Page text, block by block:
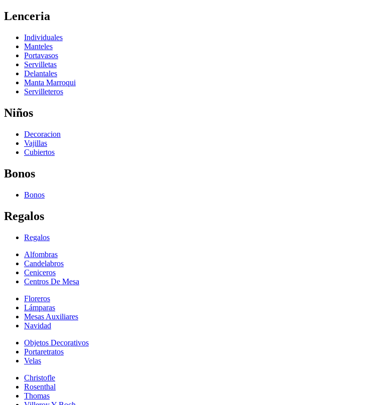
Lenceria
Individuales
Manteles
Portavasos
Servilletas
Delantales
Manta Marroqui
Servilleteros
Niños
Decoracion
Vajillas
Cubiertos
Bonos
Bonos
Regalos
Regalos
Alfombras
Candelabros
Ceniceros
Centros De Mesa
Floreros
Lámparas
Mesas Auxiliares
Navidad
Objetos Decorativos
Portaretratos
Velas
Christofle
Rosenthal
Thomas